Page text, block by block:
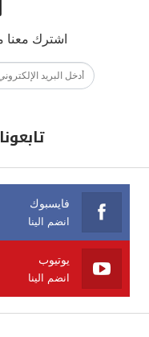
اشترك معنا
تابعونا
فايسبوك
انضم الينا
يوتيوب
انضم الينا